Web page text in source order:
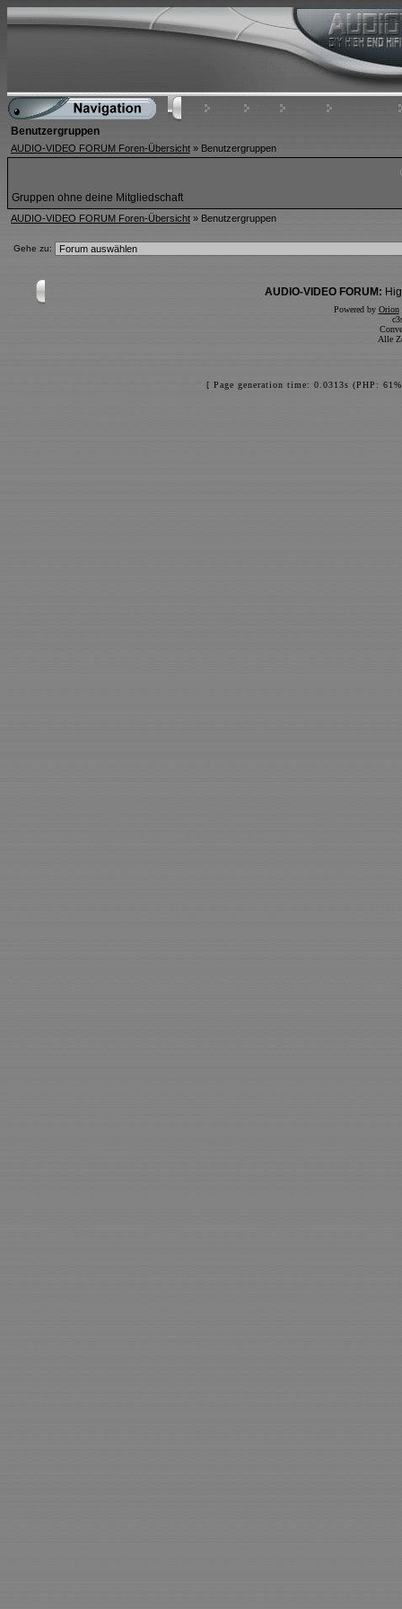
Benutzergruppen
AUDIO-VIDEO FORUM Foren-Übersicht » Benutzergruppen
Gruppen ohne deine Mitgliedschaft
AUDIO-VIDEO FORUM Foren-Übersicht » Benutzergruppen
Gehe zu:
AUDIO-VIDEO FORUM:
Powered by Orion
Alle
[ Page generation time: 0.0313s (PHP: